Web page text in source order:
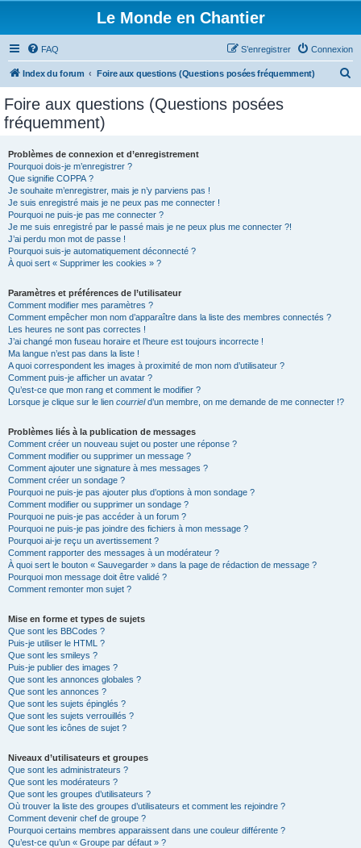
Le Monde en Chantier
FAQ Connexion
S’enregistrer
Index du forum Foire aux questions (Questions posées fréquemment)
Foire aux questions (Questions posées
fréquemment)
Problèmes de connexion et d’enregistrement
Pourquoi dois-je m’enregistrer ?
Que signifie COPPA ?
Je souhaite m’enregistrer, mais je n’y parviens pas !
Je suis enregistré mais je ne peux pas me connecter !
Pourquoi ne puis-je pas me connecter ?
Je me suis enregistré par le passé mais je ne peux plus me connecter ?!
J’ai perdu mon mot de passe !
Pourquoi suis-je automatiquement déconnecté ?
À quoi sert « Supprimer les cookies » ?
Paramètres et préférences de l’utilisateur
Comment modifier mes paramètres ?
Comment empêcher mon nom d’apparaître dans la liste des membres connectés ?
Les heures ne sont pas correctes !
J’ai changé mon fuseau horaire et l’heure est toujours incorrecte !
Ma langue n’est pas dans la liste !
A quoi correspondent les images à proximité de mon nom d’utilisateur ?
Comment puis-je afficher un avatar ?
Qu’est-ce que mon rang et comment le modifier ?
Lorsque je clique sur le lien courrield’un membre, on me demande de me connecter !?
Problèmes liés à la publication de messages
Comment créer un nouveau sujet ou poster une réponse ?
Comment modifier ou supprimer un message ?
Comment ajouter une signature à mes messages ?
Comment créer un sondage ?
Pourquoi ne puis-je pas ajouter plus d’options à mon sondage ?
Comment modifier ou supprimer un sondage ?
Pourquoi ne puis-je pas accéder à un forum ?
Pourquoi ne puis-je pas joindre des fichiers à mon message ?
Pourquoi ai-je reçu un avertissement ?
Comment rapporter des messages à un modérateur ?
À quoi sert le bouton « Sauvegarder » dans la page de rédaction de message ?
Pourquoi mon message doit être validé ?
Comment remonter mon sujet ?
Mise en forme et types de sujets
Que sont les BBCodes ?
Puis-je utiliser le HTML ?
Que sont les smileys ?
Puis-je publier des images ?
Que sont les annonces globales ?
Que sont les annonces ?
Que sont les sujets épinglés ?
Que sont les sujets verrouillés ?
Que sont les icônes de sujet ?
Niveaux d’utilisateurs et groupes
Que sont les administrateurs ?
Que sont les modérateurs ?
Que sont les groupes d’utilisateurs ?
Où trouver la liste des groupes d’utilisateurs et comment les rejoindre ?
Comment devenir chef de groupe ?
Pourquoi certains membres apparaissent dans une couleur différente ?
Qu’est-ce qu’un « Groupe par défaut » ?